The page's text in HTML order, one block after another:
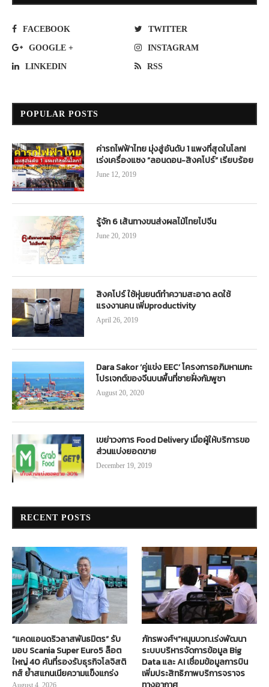
FACEBOOK TWITTER
GOOGLE + INSTAGRAM
LINKEDIN RSS
POPULAR POSTS
ค่ารถไฟฟ้าไทย มุ่งสู่อันดับ 1 แพงที่สุดในโลก!
เร่งเครื่องแซง “ลอนดอน-สิงคโปร์” เรียบร้อย
June 12, 2019
รู้จัก 6 เส้นทางขนส่งผลไม้ไทยไปจีน
June 20, 2019
สิงคโปร์ ใช้หุ่นยนต์ทำความสะอาด ลดใช้
แรงงานคน เพิ่มproductivity
April 26, 2019
Dara Sakor ‘คู่แข่ง EEC’ โครงการอภิมหาเมกะ
โปรเจกต์ของจีนบนพื้นที่ชายฝั่งกัมพูชา
August 20, 2020
เขย่าวงการ Food Delivery เมื่อผู้ให้บริการขอ
ส่วนแบ่งยอดขาย
December 19, 2019
RECENT POSTS
“แคดแอนดริวลาสพันธมิตร” รับ
มอบ Scania Super Euro5 ล็อต
ใหญ่ 40 คันที่รองรับธุรกิจโลจิสติ
กส์ ย้ำสแกนเนียความแข็งแกร่ง
August 4, 2026
ภัทรพงศ์ฯ”หนุนบวท.เร่งพัฒนา
ระบบบริหารจัดการข้อมูล Big
Data และ AI เชื่อมข้อมูลการบิน
เพิ่มประสิทธิภาพบริการจราจร